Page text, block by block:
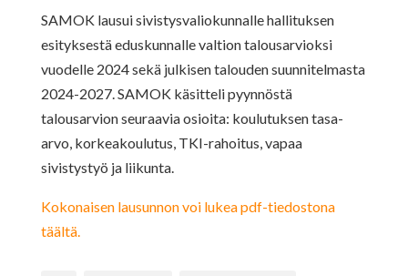
SAMOK lausui sivistysvaliokunnalle hallituksen
esityksestä eduskunnalle valtion talousarvioksi
vuodelle 2024 sekä julkisen talouden suunnitelmasta
2024-2027. SAMOK käsitteli pyynnöstä
talousarvion seuraavia osioita: koulutuksen tasa-
arvo, korkeakoulutus, TKI-rahoitus, vapaa
sivistystyö ja liikunta.
Kokonaisen lausunnon voi lukea pdf-tiedostona
täältä.